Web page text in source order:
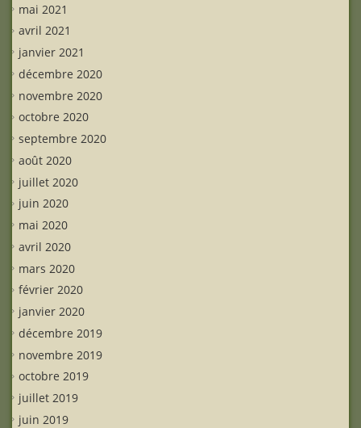
mai 2021
avril 2021
janvier 2021
décembre 2020
novembre 2020
octobre 2020
septembre 2020
août 2020
juillet 2020
juin 2020
mai 2020
avril 2020
mars 2020
février 2020
janvier 2020
décembre 2019
novembre 2019
octobre 2019
juillet 2019
juin 2019